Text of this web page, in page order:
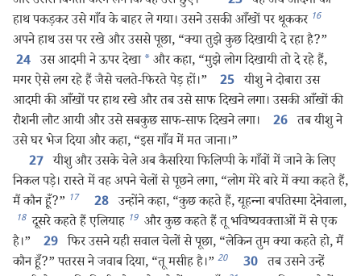
हाथ पकड़कर उसे गाँव के बाहर ले गया। उसने उसकी आँखों पर थूककर 16
अपने हाथ उस पर रखे और उससे पूछा, “क्या तुझे कुछ दिखायी दे रहा है?”
24 उस आदमी ने ऊपर देखा *और कहा, “मुझे लोग दिखायी तो दे रहे हैं,
मगर ऐसे लग रहे हैं जैसे चलते-फिरते पेड़ हों।”
25 यीशु ने दोबारा उस
आदमी की आँखों पर हाथ रखे और तब उसे साफ दिखने लगा। उसकी आँखों की
रौशनी लौट आयी और उसे सबकुछ साफ-साफ दिखने लगा।
26 तब यीशु ने
उसे घर भेज दिया और कहा, “इस गाँव में मत जाना।”
27 यीशु और उसके चेले अब कैसरिया फिलिप्पी के गाँवों में जाने के लिए
निकल पड़े। रास्ते में वह अपने चेलों से पूछने लगा, “लोग मेरे बारे में क्या कहते हैं,
मैं कौन हूँ?” 17 28 उन्होंने कहा, “कुछ कहते हैं, यूहन्‍ना बपतिस्मा देनेवाला,
18 दूसरे कहते हैं एलियाह 19 और कुछ कहते हैं तू भविष्यवक्‍ताओं में से एक
है।”
29 फिर उसने यही सवाल चेलों से पूछा, “लेकिन तुम क्या कहते हो, मैं
कौन हूँ?” पतरस ने जवाब दिया, “तू मसीह है।” 20 30 तब उसने उन्हें